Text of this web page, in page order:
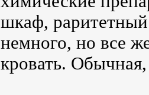
шкаф,
немного, но все
кровать.